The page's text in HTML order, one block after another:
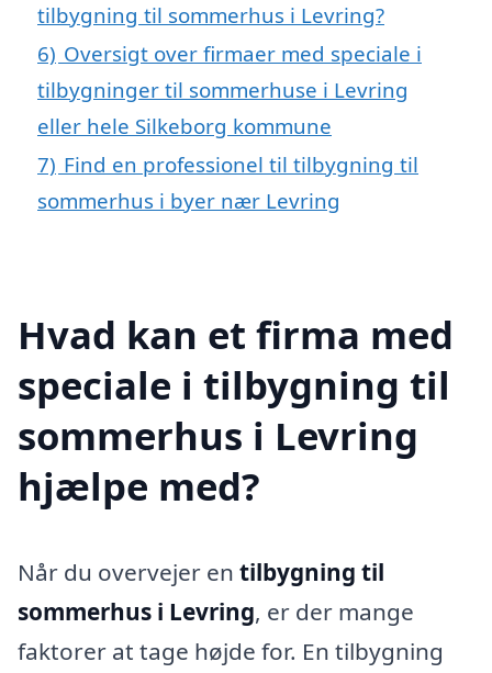
tilbygning til sommerhus i Levring?
6) Oversigt over firmaer med speciale i
tilbygninger til sommerhuse i Levring
eller hele Silkeborg kommune
7) Find en professionel til tilbygning til
sommerhus i byer nær Levring
Hvad kan et firma med
speciale i tilbygning til
sommerhus i Levring
hjælpe med?
Når du overvejer en tilbygning til
sommerhus i Levring, er der mange
faktorer at tage højde for. En tilbygning